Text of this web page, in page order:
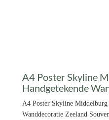
A4 Poster Skyline
Handgetekende
A4 Poster Skyline
Wanddecoratie Zeeland